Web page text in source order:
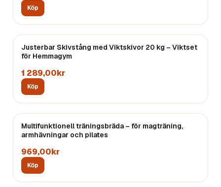
Köp
Endast5kvar
Justerbar Skivstång med Viktskivor 20 kg – Viktset
för Hemmagym
1 289,00kr
Köp
Multifunktionell träningsbräda – för magträning,
armhävningar och pilates
969,00kr
Köp